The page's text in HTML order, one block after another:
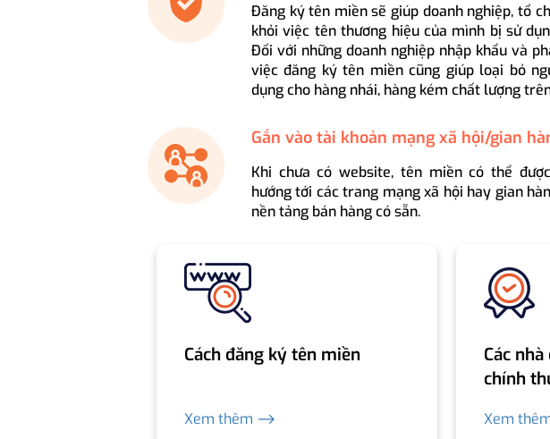
Đăng ký tên miền sẽ giúp doanh nghiệp, tổ
khỏi việc tên thương hiệu của mình bị sử
Đối với những doanh nghiệp nhập khẩu và
việc đăng ký tên miền cũng giúp loại bỏ
dụng cho hàng nhái, hàng kém chất lượng
Gắn vào tài khoản mạng xã hội/gian
Khi chưa có website, tên miền có thể
hướng tới các trang mạng xã hội hay gian
nền tảng bán hàng có sẵn.
Cách đăng ký tên miền
Xem thêm ⟶
Các
chính
Xem